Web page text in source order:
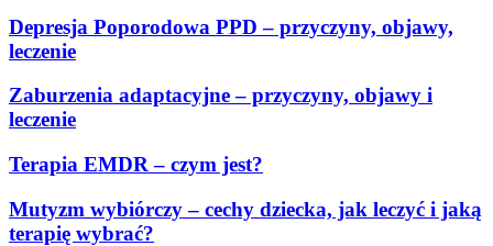
Depresja Poporodowa PPD – przyczyny, objawy,
leczenie
Zaburzenia adaptacyjne – przyczyny, objawy i
leczenie
Terapia EMDR – czym jest?
Mutyzm wybiórczy – cechy dziecka, jak leczyć i jaką
terapię wybrać?